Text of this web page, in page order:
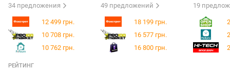
34 предложения 49 предложений
19
12 499 грн.
10 708 грн.
10 762 грн.
18 199 грн.
16 577 грн.
16 800 грн.
РЕЙТИНГ